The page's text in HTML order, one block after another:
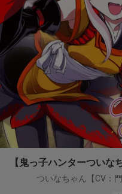
ついなちゃん【CV：